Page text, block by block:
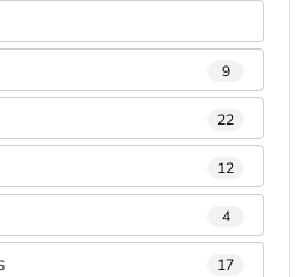
9
22
12
4
17